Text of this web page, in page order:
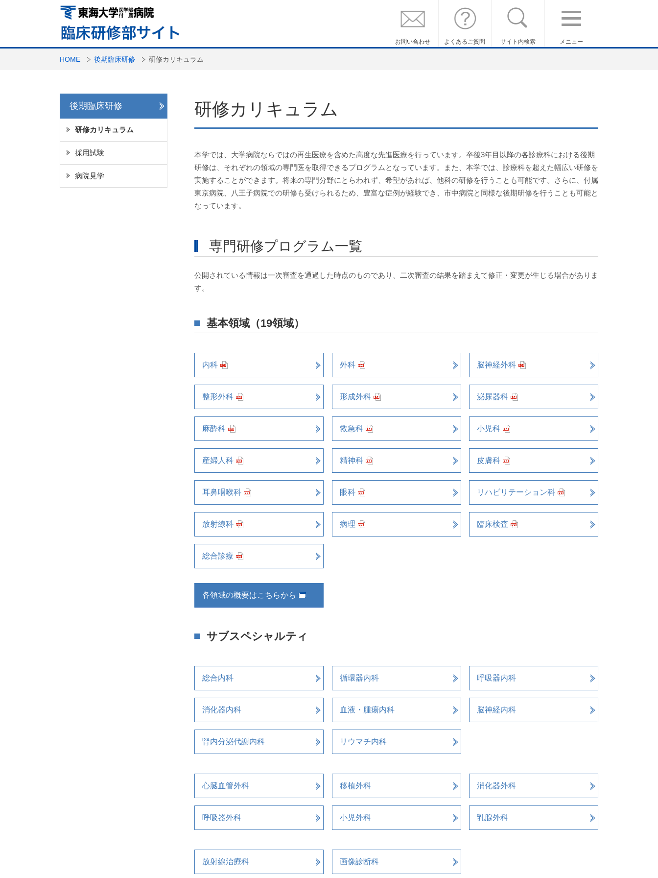
お問い合わせ よくあるご質問 サイト内検索 メニュー
HOME 後期臨床研修 研修カリキュラム
研修カリキュラム
本学では、大学病院ならではの再生医療を含めた高度な先進医療を行っています。卒後3年目以降の各診療科における後期
研修は、それぞれの領域の専門医を取得できるプログラムとなっています。また、本学では、診療科を超えた幅広い研修を
実施することができます。将来の専門分野にとらわれず、希望があれば、他科の研修を行うことも可能です。さらに、付属
東京病院、八王子病院での研修も受けられるため、豊富な症例が経験でき、市中病院と同様な後期研修を行うことも可能と
なっています。
専門研修プログラム一覧
公開されている情報は一次審査を通過した時点のものであり、二次審査の結果を踏まえて修正・変更が生じる場合がありま
す。
基本領域（19領域）
内科 外科 脳神経外科
整形外科 形成外科 泌尿器科
麻酔科 救急科 小児科
産婦人科 精神科 皮膚科
耳鼻咽喉科 眼科 リハビリテーション科
放射線科 病理 臨床検査
総合診療
各領域の概要はこちらから
サブスペシャルティ
総合内科 循環器内科 呼吸器内科
消化器内科 血液・腫瘍内科 脳神経内科
腎内分泌代謝内科 リウマチ内科
心臓血管外科 移植外科 消化器外科
呼吸器外科 小児外科 乳腺外科
放射線治療科 画像診断科
後期臨床研修
研修カリキュラム
採用試験
病院見学